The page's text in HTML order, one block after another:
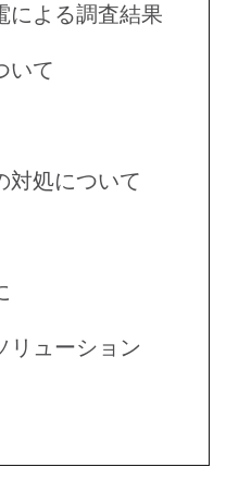
による調査結果
いて
対処について
リューション